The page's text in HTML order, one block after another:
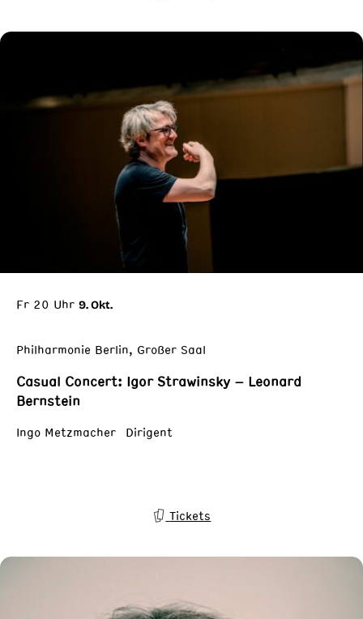
Fr 20 Uhr 9. Okt.
Philharmonie Berlin, Großer Saal
Casual Concert: Igor Strawinsky – Leonard
Bernstein
Ingo Metzmacher Dirigent
Tickets